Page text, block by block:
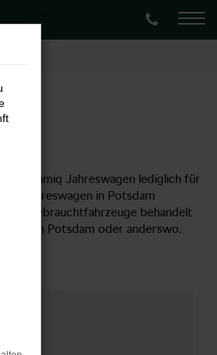
Kamiq Jahreswagen lediglich für
Jahreswagen in Potsdam
wie Gebrauchtfahrzeuge behandelt
von Potsdam oder anderswo.